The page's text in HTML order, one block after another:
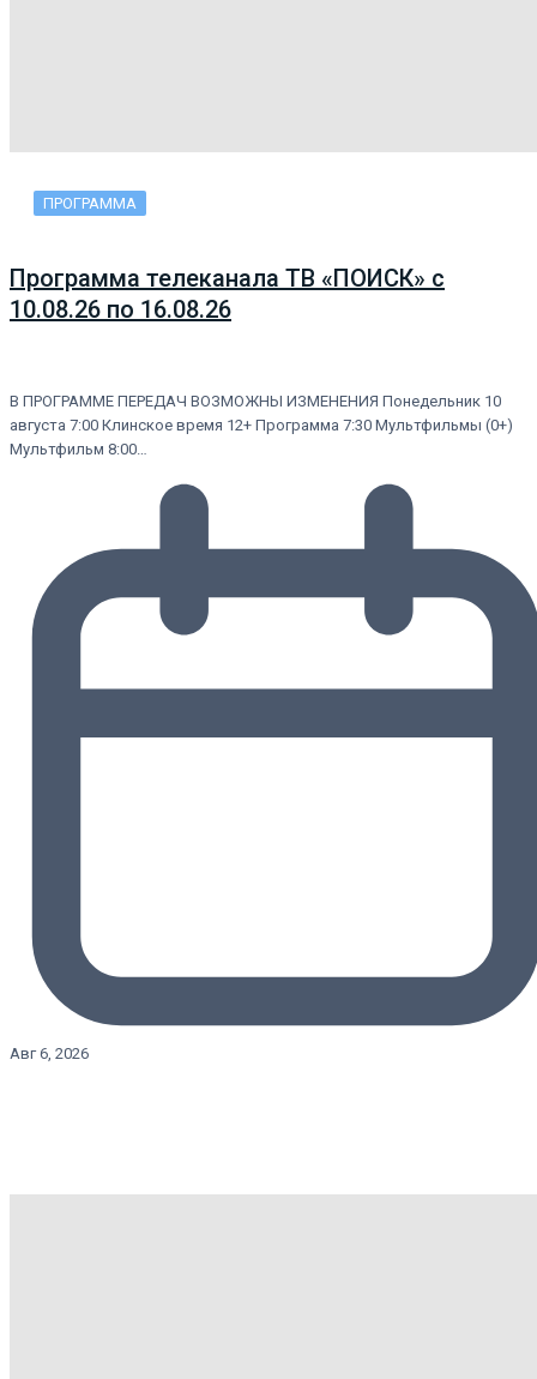
ПРОГРАММА
Программа телеканала ТВ «ПОИСК» с
10.08.26 по 16.08.26
В ПРОГРАММЕ ПЕРЕДАЧ ВОЗМОЖНЫ ИЗМЕНЕНИЯ Понедельник 10
августа 7:00 Клинское время 12+ Программа 7:30 Мультфильмы (0+)
Мультфильм 8:00…
Авг 6, 2026